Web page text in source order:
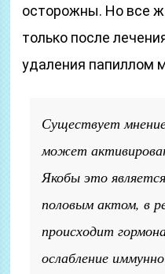
осторожны. Но все
только после
удаления папиллом
Существует
может
Якобы это
половым актом, в
происходит
ослабление